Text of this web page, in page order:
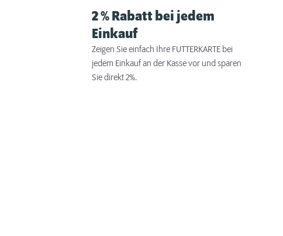
2 % Rabatt bei jedem
Einkauf
Zeigen Sie einfach Ihre FUTTERKARTE bei
jedem Einkauf an der Kasse vor und sparen
Sie direkt 2%.